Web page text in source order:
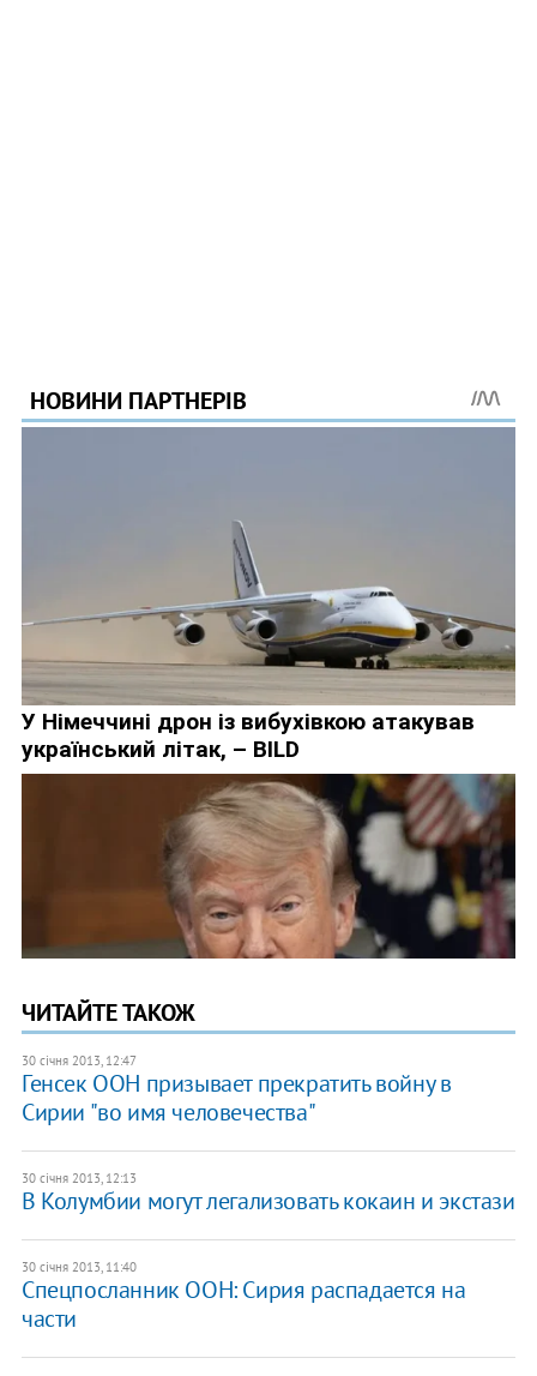
ЧИТАЙТЕ ТАКОЖ
30 січня 2013, 12:47
Генсек ООН призывает прекратить войну в
Сирии "во имя человечества"
30 січня 2013, 12:13
В Колумбии могут легализовать кокаин и экстази
30 січня 2013, 11:40
Спецпосланник ООН: Сирия распадается на
части